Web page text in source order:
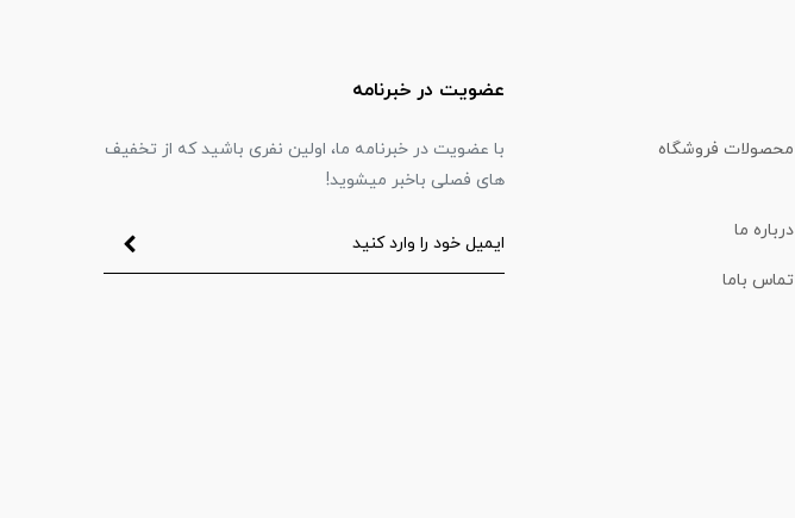
محصولات فروشگاه
درباره ما
تماس باما
عضویت در خبرنامه
با عضویت در خبرنامه ما، اولین نفری باشید که از تخفیف
های فصلی باخبر میشوید!